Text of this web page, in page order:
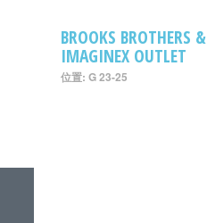
BROOKS BROTHERS &
IMAGINEX OUTLET
位置: G 23-25